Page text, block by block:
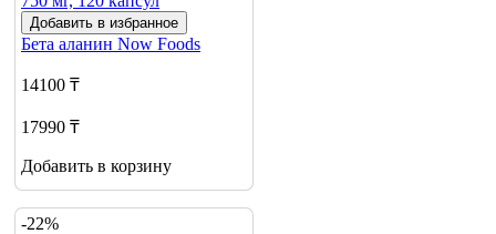
Добавить в избранное
Бета аланин Now Foods
14100 ₸
17990 ₸
Добавить в корзину
-22%